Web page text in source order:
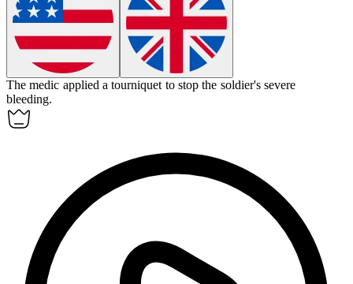
The medic applied atourniquet to stop the soldier's severe
bleeding.